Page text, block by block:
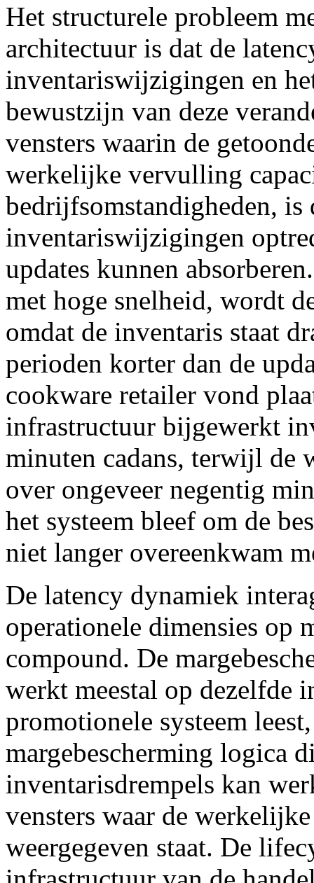
Het structurele probleem
architectuur is dat de
inventariswijzigingen en
bewustzijn van deze
vensters waarin de
werkelijke vervulling
bedrijfsomstandigheden, is
inventariswijzigingen
updates kunnen
met hoge snelheid, wordt
omdat de inventaris staat
perioden korter dan de
cookware retailer vond
infrastructuur bijgewerkt
minuten cadans, terwijl de
over ongeveer negentig
het systeem bleef om de
niet langer overeenkwam
De latency dynamiek
operationele dimensies op
compound. De
werkt meestal op dezelfde
promotionele systeem
margebescherming logica
inventarisdrempels kan
vensters waar de
weergegeven staat. De